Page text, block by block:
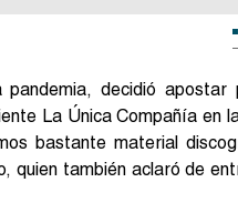
decidió apostar
La Única Compañía en
bastante material
quien también aclaró de